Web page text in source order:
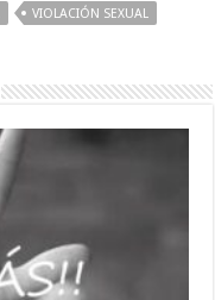
VIOLACIÓN SEXUAL